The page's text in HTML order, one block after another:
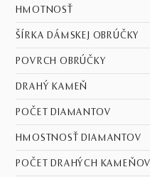
HMOTNOSŤ
ŠÍRKA DÁMSKEJ OBRÚČKY
POVRCH OBRÚČKY
DRAHÝ KAMEŇ
POČET DIAMANTOV
HMOSTNOSŤ DIAMANTOV
POČET DRAHÝCH KAMEŇOV